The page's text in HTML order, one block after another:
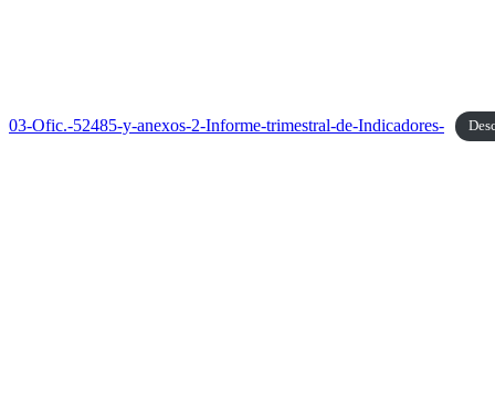
03-Ofic.-52485-y-anexos-2-Informe-trimestral-de-Indicadores-